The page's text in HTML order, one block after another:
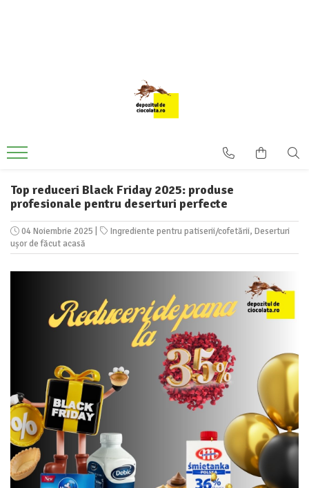
USTENSILE SI FORME SILICON
AMBALAJE
DIVERSE
FRISCA, UNT, LAPTE CONDENSAT
Top reduceri Black Friday 2025: produse
profesionale pentru deserturi perfecte
04 Noiembrie 2025 Ingrediente pentru patiserii/cofetării, Deserturi
ușor de făcut acasă